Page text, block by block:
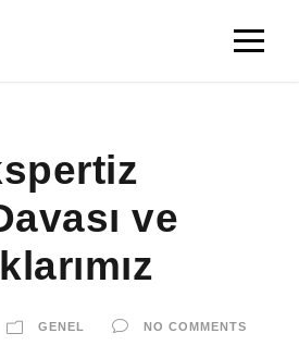
ve
GENEL NO COMMENTS